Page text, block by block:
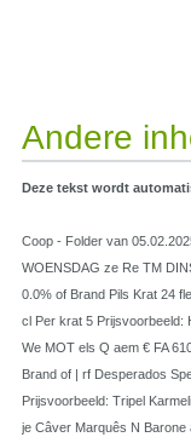
Andere
Deze tekst wordt
Coop - Folder van
WOENSDAG ze Re TM
0.0% of Brand Pils Krat 24
cl Per krat 5 Prijsvoorbeeld:
We MOT els Q aem € FA
Brand of | rf Desperados
Prijsvoorbeeld: Tripel
je Câver Marquês N Barone